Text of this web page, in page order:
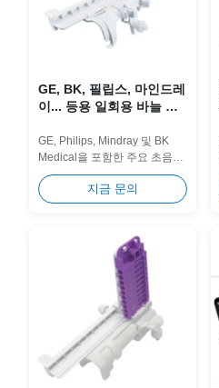
GE, BK, 필립스, 마인드레
이... 등용 일회용 바늘 가
버설 타입)
GE, Philips, Mindray 및 BK
Medical을 포함한 주요 초음파
브랜드 전반에 걸쳐 최대의 호
환성을 제공하도록 설계된 일
회용 멸균 경회음 바늘...
지금 문의